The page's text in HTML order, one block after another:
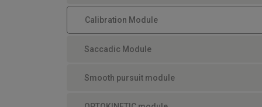
Calibration Module
Saccadic Module
Smooth pursuit module